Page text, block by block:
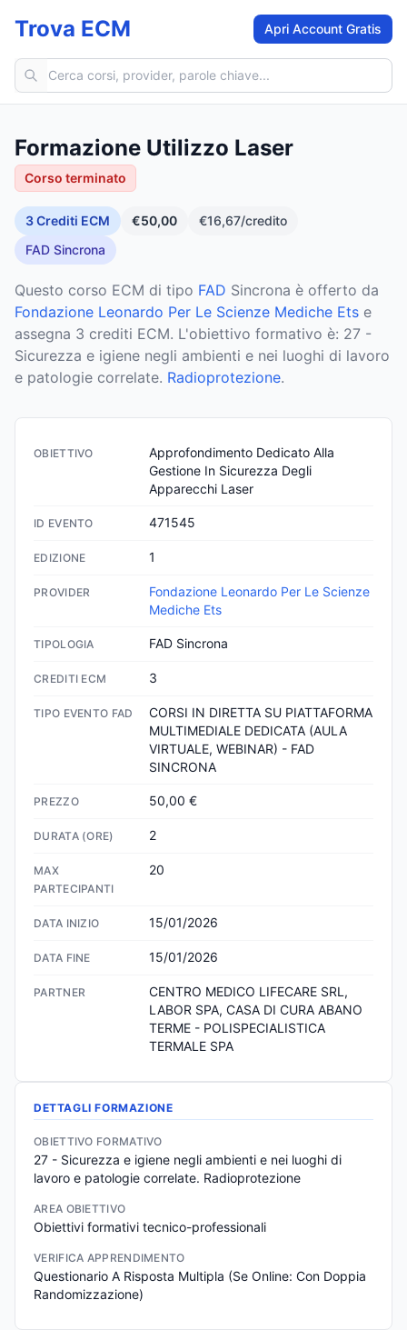
Trova ECM Apri Account Gratis
Cerca corsi ECM
Formazione Utilizzo Laser
Corso terminato
3Crediti ECM €50,00 €16,67/credito
FAD Sincrona
Questo corso ECM di tipo FAD Sincrona è offerto da
Fondazione Leonardo Per Le Scienze Mediche Ets e
assegna 3 crediti ECM. L'obiettivo formativo è: 27 -
Sicurezza e igiene negli ambienti e nei luoghi di lavoro
e patologie correlate. Radioprotezione.
OBIETTIVO
Approfondimento Dedicato Alla
Gestione In Sicurezza Degli
Apparecchi Laser
ID EVENTO 471545
EDIZIONE 1
PROVIDER
Fondazione Leonardo Per Le Scienze
Mediche Ets
TIPOLOGIA FAD Sincrona
CREDITI ECM 3
TIPO EVENTO FAD
CORSI IN DIRETTA SU PIATTAFORMA
MULTIMEDIALE DEDICATA (AULA
VIRTUALE, WEBINAR) - FAD
SINCRONA
PREZZO 50,00 €
DURATA (ORE) 2
MAX
PARTECIPANTI
20
DATA INIZIO 15/01/2026
DATA FINE 15/01/2026
PARTNER
CENTRO MEDICO LIFECARE SRL,
LABOR SPA, CASA DI CURA ABANO
TERME - POLISPECIALISTICA
TERMALE SPA
DETTAGLI FORMAZIONE
OBIETTIVO FORMATIVO
27 - Sicurezza e igiene negli ambienti e nei luoghi di
lavoro e patologie correlate. Radioprotezione
AREA OBIETTIVO
Obiettivi formativi tecnico-professionali
VERIFICA APPRENDIMENTO
Questionario A Risposta Multipla (Se Online: Con Doppia
Randomizzazione)